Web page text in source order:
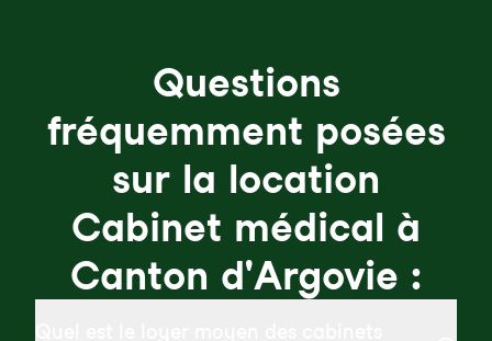
Questions
fréquemment posées
sur la location
Cabinet médical à
Canton d'Argovie :